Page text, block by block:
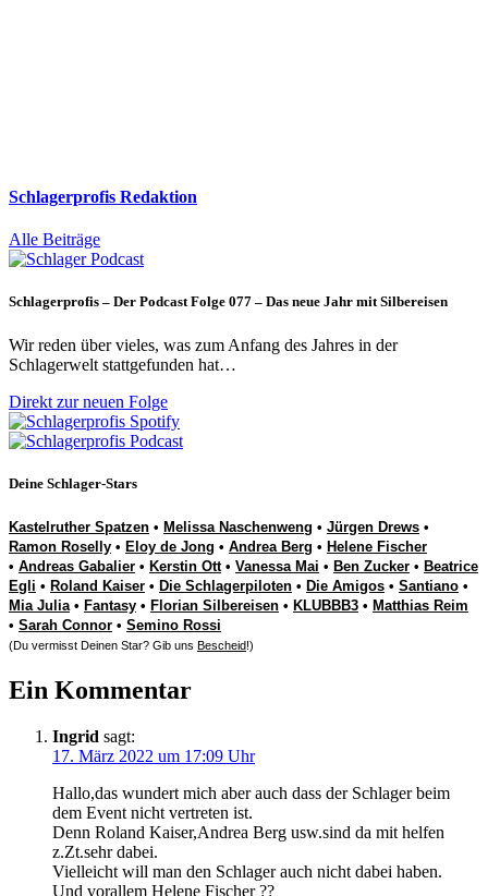
Schlagerprofis Redaktion
Alle Beiträge
Schlagerprofis – Der Podcast Folge 077 – Das neue Jahr mit Silbereisen
Wir reden über vieles, was zum Anfang des Jahres in der
Schlagerwelt stattgefunden hat…
Direkt zur neuen Folge
Deine Schlager-Stars
Kastelruther Spatzen • Melissa Naschenweng • Jürgen Drews •
Ramon Roselly • Eloy de Jong • Andrea Berg • Helene Fischer
• Andreas Gabalier • Kerstin Ott• Vanessa Mai • Ben Zucker • Beatrice
Egli • Roland Kaiser • Die Schlagerpiloten • Die Amigos • Santiano •
Mia Julia • Fantasy • Florian Silbereisen • KLUBBB3 • Matthias Reim
• Sarah Connor • Semino Rossi
(Du vermisst Deinen Star? Gib uns Bescheid!)
Ein Kommentar
Ingrid sagt:
17. März 2022 um 17:09 Uhr
Hallo,das wundert mich aber auch dass der Schlager beim
dem Event nicht vertreten ist.
Denn Roland Kaiser,Andrea Berg usw.sind da mit helfen
z.Zt.sehr dabei.
Vielleicht will man den Schlager auch nicht dabei haben.
Und vorallem Helene Fischer ??